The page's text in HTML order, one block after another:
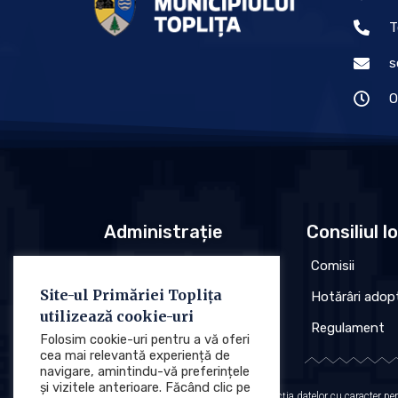
Administrație
Organigrama
Consiliul
Comisii
Hotărâri
Regulament
Site-ul Primăriei Toplița
utilizează cookie-uri
Folosim cookie-uri pentru a vă oferi
cea mai relevantă experiență de
navigare, amintindu-vă preferințele
și vizitele anterioare. Făcând clic pe